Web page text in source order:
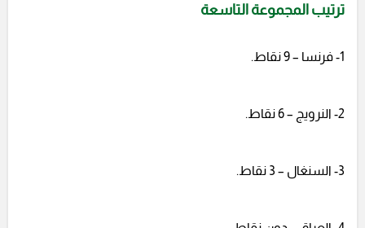
ترتيب المجموعة التاسعة
1- فرنسا – 9 نقاط.
2- النرويج – 6 نقاط.
3- السنغال – 3 نقاط.